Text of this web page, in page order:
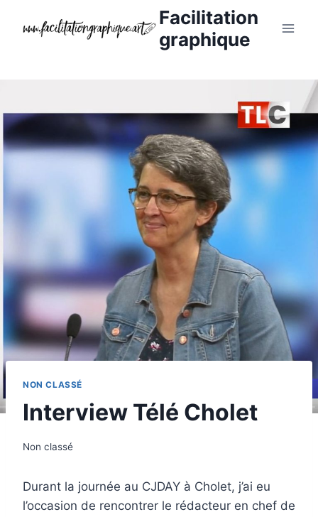
Facilitation
graphique
NON CLASSÉ
Interview Télé Cholet
Non classé
Durant la journée au CJDAY à Cholet, j’ai eu
l’occasion de rencontrer le rédacteur en chef de